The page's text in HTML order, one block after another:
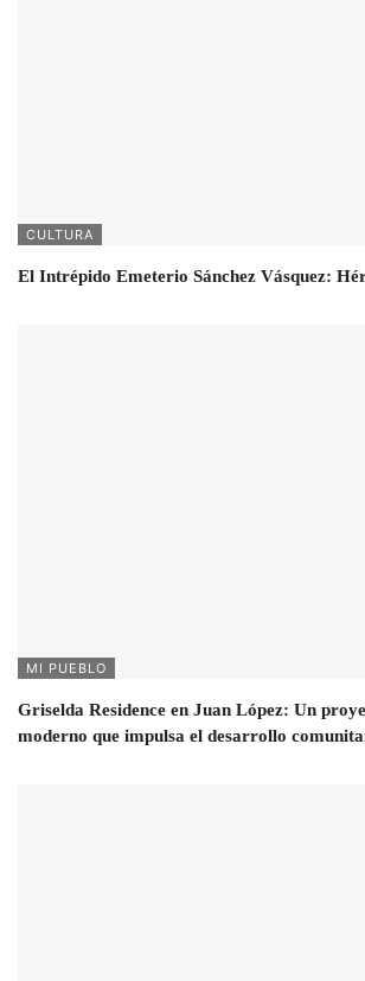
CULTURA
El Intrépido Emeterio Sánchez Vásquez:
MI PUEBLO
Griselda Residence en Juan López: Un
moderno que impulsa el desarrollo